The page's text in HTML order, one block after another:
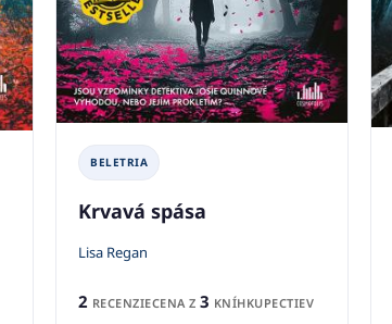
BELETRIA
Krvavá spása
Lisa Regan
2 RECENZIECENA Z 3 KNÍHKUPECTIEV